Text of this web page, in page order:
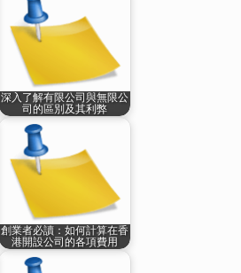
深入了解有限公司與無限公
司的區別及其利弊
創業者必讀：如何計算在香
港開設公司的各項費用